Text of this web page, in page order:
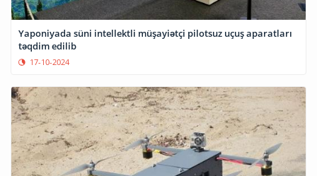
Yaponiyada süni intellektli müşayiətçi pilotsuz uçuş aparatları
təqdim edilib
17-10-2024